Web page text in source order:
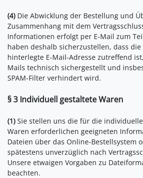
(4) Die Abwicklung der Bestellung und
Zusammenhang mit dem
Informationen erfolgt per E-Mail zum
haben deshalb sicherzustellen, dass
hinterlegte E-Mail-Adresse zutreffend
Mails technisch sichergestellt und
SPAM-Filter verhindert wird.
§ 3 Individuell gestaltete Waren
(1) Sie stellen uns die für die
Waren erforderlichen geeigneten
Dateien über das Online-Bestellsystem
spätestens unverzüglich nach
Unsere etwaigen Vorgaben zu
beachten.